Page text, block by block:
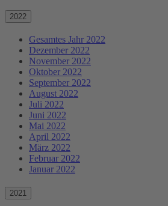
2022
Gesamtes Jahr 2022
Dezember 2022
November 2022
Oktober 2022
September 2022
August 2022
Juli 2022
Juni 2022
Mai 2022
April 2022
März 2022
Februar 2022
Januar 2022
2021